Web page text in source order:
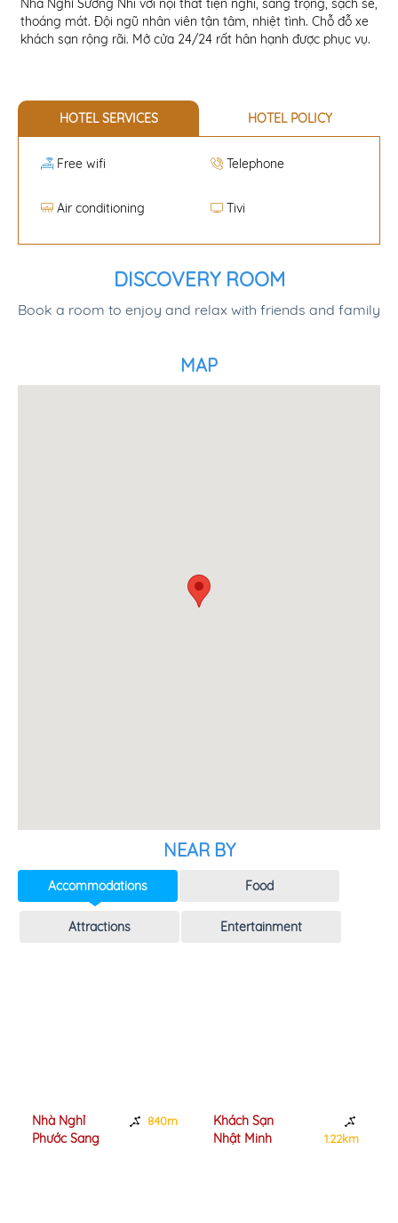
Nhà Nghỉ Sương Nhi với nội thất tiện nghi, sang trọng, sạch sẽ,
thoáng mát. Đội ngũ nhân viên tận tâm, nhiệt tình. Chỗ đỗ xe
khách sạn rộng rãi. Mở cửa 24/24 rất hân hạnh được phục vụ.
HOTEL SERVICES HOTEL POLICY
Free wifi Telephone
Air conditioning Tivi
DISCOVERY ROOM
Book a room to enjoy and relax with friends and family
MAP
NEAR BY
Accommodations Food
Attractions Entertainment
Nhà Nghỉ
Phước Sang
840m
Khách Sạn
Nhật Minh
1.22km